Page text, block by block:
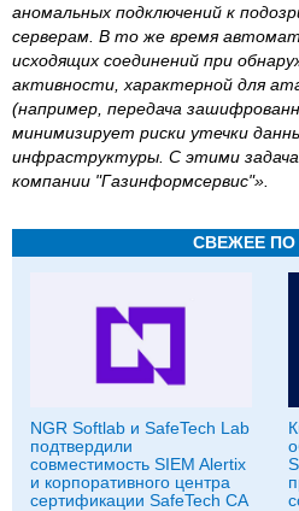
аномальных подключений к
серверам. В то же время
исходящих соединений при
активности, характерной для
(например, передача
минимизирует риски утечки
инфраструктуры. С этими
компании "Газинформсервис"».
СВЕЖЕЕ ПО
NGR Softlab и SafeTech Lab
подтвердили
совместимость SIEM Alertix
и корпоративного центра
сертификации SafeTech CA